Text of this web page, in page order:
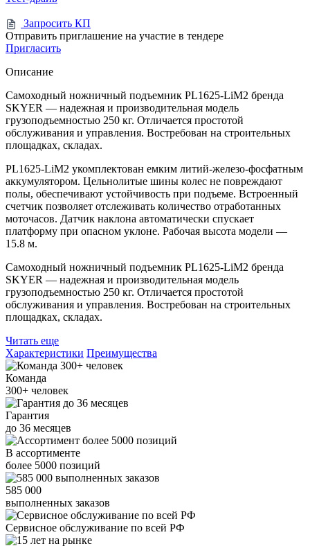
Запросить КП
Отправить приглашение на участие в тендере
Пригласить
Описание
Самоходный ножничный подъемник PL1625-LiM2 бренда
SKYER — надежная и производительная модель
грузоподъемностью 250 кг. Отличается простотой
обслуживания и управления. Востребован на строительных
площадках, складах.
PL1625-LiM2 укомплектован емким литий-железо-фосфатным
аккумулятором. Цельнолитые шины колес не повреждают
полы, обеспечивают устойчивость при подъеме. Встроенный
счетчик позволяет отслеживать количество отработанных
моточасов. Датчик наклона автоматически спускает
платформу при опасном уклоне. Рабочая высота модели —
15.8 м.
Самоходный ножничный подъемник PL1625-LiM2 бренда
SKYER — надежная и производительная модель
грузоподъемностью 250 кг. Отличается простотой
обслуживания и управления. Востребован на строительных
площадках, складах.
Читать еще
Характеристики Преимущества
Команда
300+ человек
Гарантия
до 36 месяцев
В ассортименте
более 5000 позиций
585 000
выполненных заказов
Сервисное обслуживание по всей РФ